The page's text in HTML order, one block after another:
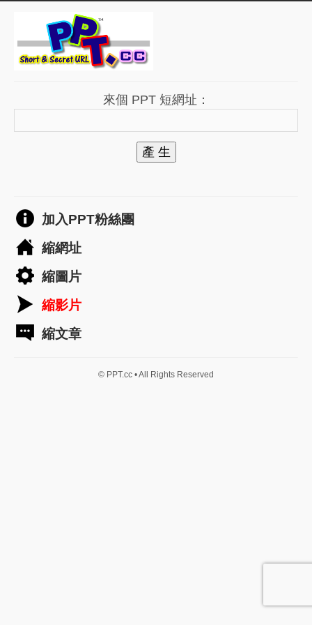
來個 PPT 短網址：
產 生
加入PPT粉絲團
縮網址
縮圖片
縮影片
縮文章
© PPT.cc • All Rights Reserved